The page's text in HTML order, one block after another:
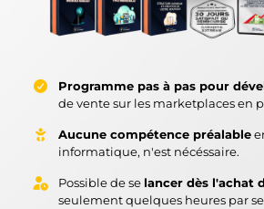
Programme pas à pas pour
de vente sur les marketplaces en
Aucune compétence préalable
informatique, n'est nécéssaire.
Possible de se lancer dès l'achat
seulement quelques heures par